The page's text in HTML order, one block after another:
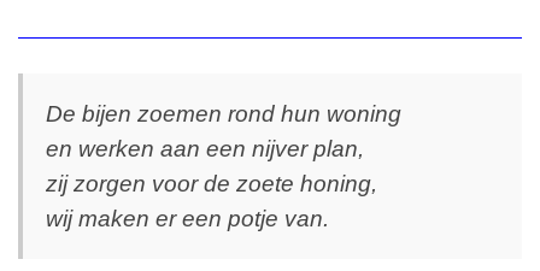
De bijen zoemen rond hun woning
en werken aan een nijver plan,
zij zorgen voor de zoete honing,
wij maken er een potje van.